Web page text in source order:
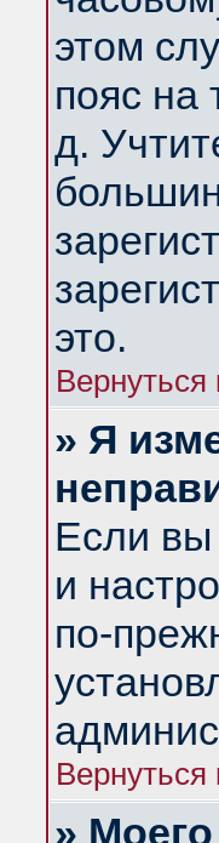
этом
пояс на
д.
это.
Вернуться
» Я
Если вы
и
по-
Вернуться
»